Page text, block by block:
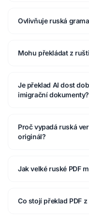
Ovlivňuje ruská
Mohu překládat z
Je překlad AI dost
imigrační dokumenty?
Proč vypadá ruská
originál?
Jak velké ruské PDF
Co stojí překlad PDF